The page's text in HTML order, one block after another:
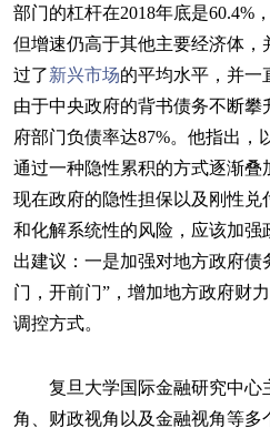
部门的杠杆在2018年底是60.4%
但增速仍高于其他主要经济体，
过了新兴市场的平均水平，并一
由于中央政府的背书债务不断
府部门负债率达87%。他指出，
通过一种隐性累积的方式逐渐
现在政府的隐性担保以及刚性
和化解系统性的风险，应该加强
出建议：一是加强对地方政府债
门，开前门”，增加地方政府财
调控方式。
复旦大学国际金融研究中心
角、财政视角以及金融视角等